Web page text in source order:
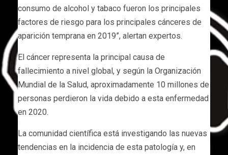
consumo de alcohol y tabaco fueron los principales
factores de riesgo para los principales cánceres de
aparición temprana en 2019”, alertan expertos.
El cáncer representa la principal causa de
fallecimiento a nivel global, y según la Organización
Mundial de la Salud, aproximadamente 10 millones de
personas perdieron la vida debido a esta enfermedad
en 2020.
La comunidad científica está investigando las nuevas
tendencias en la incidencia de esta patología y, en